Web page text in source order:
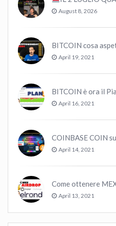
August 8, 2026
April 19, 2021
BITCOIN è ora il
April 16, 2021
April 14, 2021
April 13, 2021